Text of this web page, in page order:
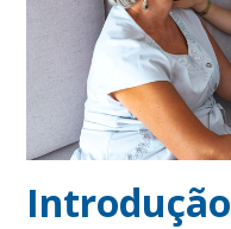
Introdução